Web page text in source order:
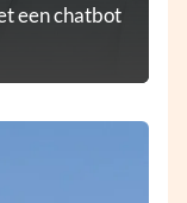
een chatbot